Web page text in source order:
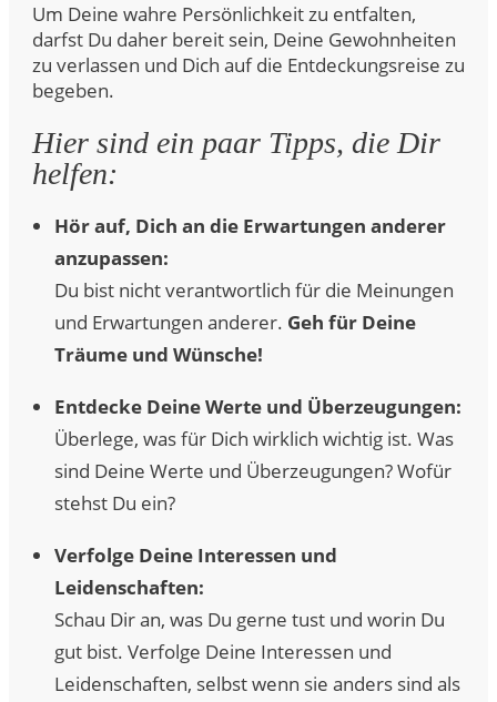
Um Deine wahre Persönlichkeit zu entfalten,
darfst Du daher bereit sein, Deine Gewohnheiten
zu verlassen und Dich auf die Entdeckungsreise zu
begeben.
Hier sind ein paar Tipps, die Dir
helfen:
Hör auf, Dich an die Erwartungen anderer
anzupassen:
Du bist nicht verantwortlich für die Meinungen
und Erwartungen anderer. Geh für Deine
Träume und Wünsche!
Entdecke Deine Werte und Überzeugungen:
Überlege, was für Dich wirklich wichtig ist. Was
sind Deine Werte und Überzeugungen? Wofür
stehst Du ein?
Verfolge Deine Interessen und
Leidenschaften:
Schau Dir an, was Du gerne tust und worin Du
gut bist. Verfolge Deine Interessen und
Leidenschaften, selbst wenn sie anders sind als